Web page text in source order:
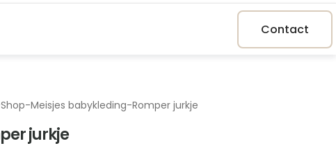
Contact
Shop-Meisjes babykleding-Romper jurkje
jurkje